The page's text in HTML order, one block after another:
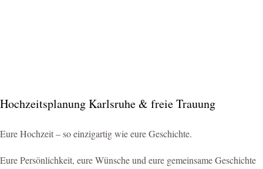
Hochzeitsplanung Karlsruhe & freie Trauung
Eure Hochzeit – so einzigartig wie eure Geschichte.
Eure Persönlichkeit, eure Wünsche und eure gemeinsame Geschichte